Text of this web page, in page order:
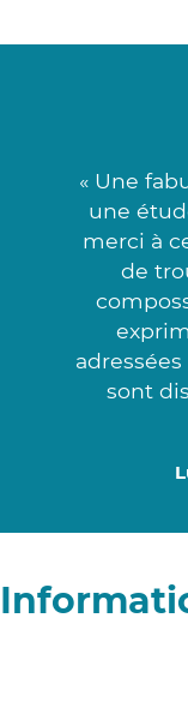
« Une
une
merci à
de
sont